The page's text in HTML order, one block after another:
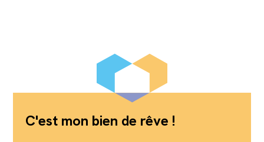
C'est mon bien de rêve !